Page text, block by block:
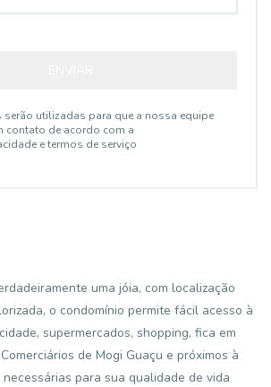
utilizadas para que a nossa equipe
contato de acordo com a
e termos de serviço
uma jóia, com localização
o condomínio permite fácil acesso à
supermercados, shopping, fica em
de Mogi Guaçu e próximos à
para sua qualidade de vida